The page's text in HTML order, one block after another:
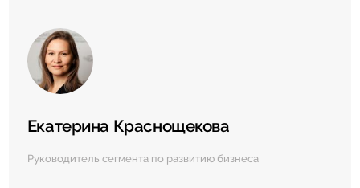
Екатерина Краснощекова
Руководитель сегмента по развитию бизнеса